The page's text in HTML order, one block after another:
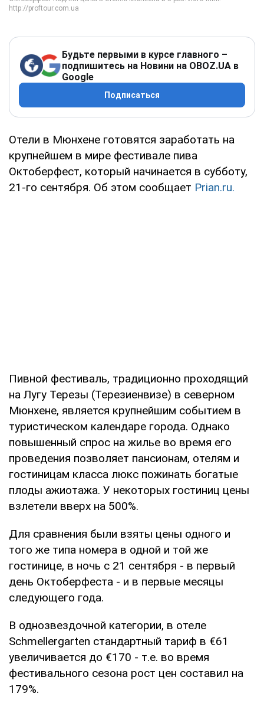
Будьте первыми в курсе главного –
подпишитесь на Новини на OBOZ.UA в
Google
Подписаться
Отели в Мюнхене готовятся заработать на
крупнейшем в мире фестивале пива
Октоберфест, который начинается в субботу,
21-го сентября. Об этом сообщает Prian.ru.
Пивной фестиваль, традиционно проходящий
на Лугу Терезы (Терезиенвизе) в северном
Мюнхене, является крупнейшим событием в
туристическом календаре города. Однако
повышенный спрос на жилье во время его
проведения позволяет пансионам, отелям и
гостиницам класса люкс пожинать богатые
плоды ажиотажа. У некоторых гостиниц цены
взлетели вверх на 500%.
Для сравнения были взяты цены одного и
того же типа номера в одной и той же
гостинице, в ночь с 21 сентября - в первый
день Октоберфеста - и в первые месяцы
следующего года.
В однозвездочной категории, в отеле
Schmellergarten стандартный тариф в €61
увеличивается до €170 - т.е. во время
фестивального сезона рост цен составил на
179%.